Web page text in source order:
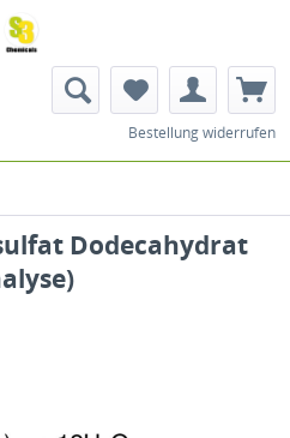
Bestellung widerrufen
Dodecahydrat